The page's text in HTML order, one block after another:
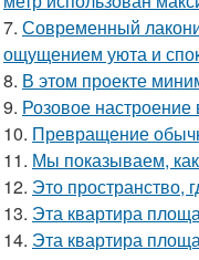
7. Современный
ощущением уюта и
8. В этом проекте
9. Розовое настроение
10. Превращение
11. Мы показываем,
12. Это пространство,
13. Эта квартира
14. Эта квартира